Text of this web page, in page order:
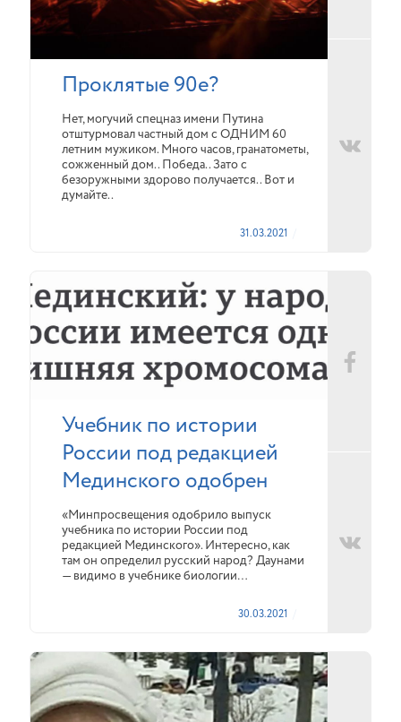
Проклятые 90е?
Нет, могучий спецназ имени Путина
отштурмовал частный дом с ОДНИМ 60
летним мужиком. Много часов, гранатометы,
сожженный дом.. Победа.. Зато с
безоружными здорово получается.. Вот и
думайте..
31.03.2021
Учебник по истории
России под редакцией
Мединского одобрен
«Минпросвещения одобрило выпуск
учебника по истории России под
редакцией Мединского». Интересно, как
там он определил русский народ? Даунами
— видимо в учебнике биологии…
30.03.2021